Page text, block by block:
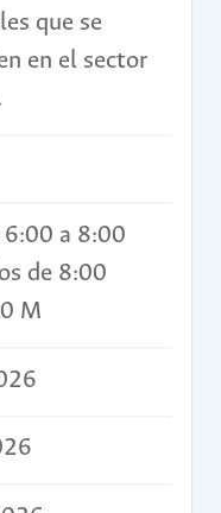
que se
en el sector
6:00 a 8:00
de 8:00
M